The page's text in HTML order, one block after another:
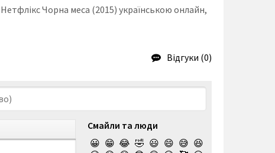
Чорна меса (2015) українською онлайн,
Відгуки (0)
Смайли та люди
😀 😁 😂 🤣 😃 😄 😅 😆